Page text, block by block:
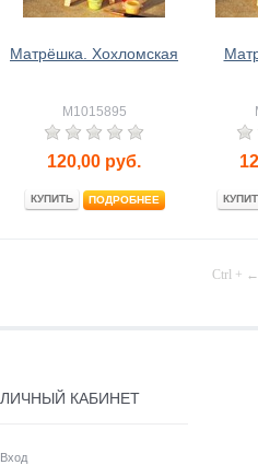
Матрёшка. Хохломская
M1015895
120,00 руб.
КУПИТЬ ПОДРОБНЕЕ
Ctrl + ←
ЛИЧНЫЙ КАБИНЕТ
Вход